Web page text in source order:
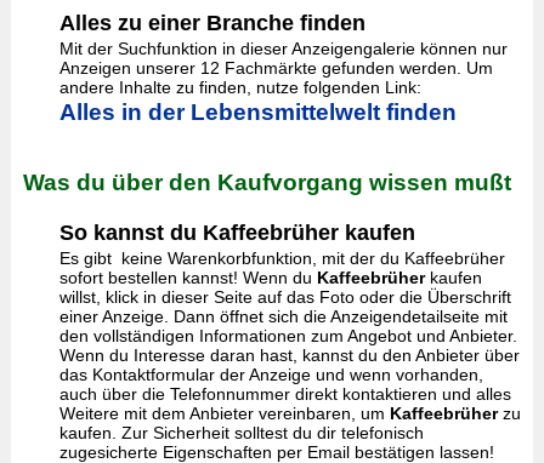
Alles zu einer Branche finden
Mit der Suchfunktion in dieser Anzeigengalerie können nur
Anzeigen unserer 12 Fachmärkte gefunden werden. Um
andere Inhalte zu finden, nutze folgenden Link:
Alles in der Lebensmittelwelt finden
Was du über den Kaufvorgang wissen mußt
So kannst du Kaffeebrüher kaufen
Es gibt keine Warenkorbfunktion, mit der du Kaffeebrüher
sofort bestellen kannst! Wenn du Kaffeebrüherkaufen
willst, klick in dieser Seite auf das Foto oder die Überschrift
einer Anzeige. Dann öffnet sich die Anzeigendetailseite mit
den vollständigen Informationen zum Angebot und Anbieter.
Wenn du Interesse daran hast, kannst du den Anbieter über
das Kontaktformular der Anzeige und wenn vorhanden,
auch über die Telefonnummer direkt kontaktieren und alles
Weitere mit dem Anbieter vereinbaren, um Kaffeebrüherzu
kaufen. Zur Sicherheit solltest du dir telefonisch
zugesicherte Eigenschaften per Email bestätigen lassen!